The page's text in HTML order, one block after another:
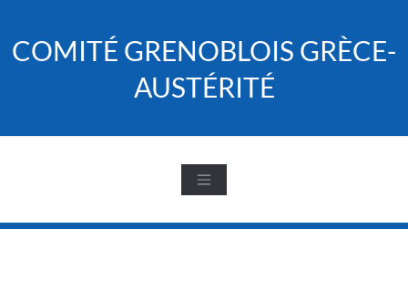
content
COMITÉ GRENOBLOIS GRÈCE-
AUSTÉRITÉ